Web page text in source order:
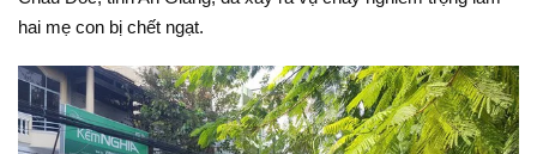
hai mẹ con bị chết ngạt.